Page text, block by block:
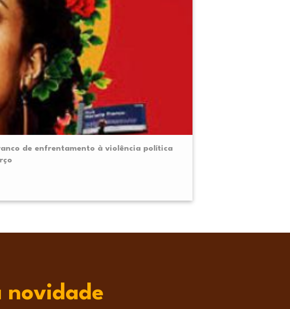
de enfrentamento à violência política
novidade